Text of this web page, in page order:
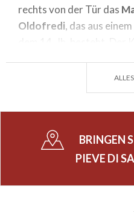
rechts von der Tür das
Oldofredi, das aus
wird überragt von auf
Geschmückt wird er
ausgeführt.
BRINGEN
PIEVE DI